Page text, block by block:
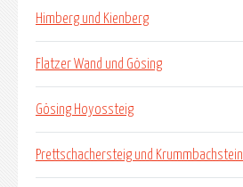
Himberg und Kienberg
Flatzer Wand und Gösing
Gösing Hoyossteig
Prettschachersteig und Krummbachstein